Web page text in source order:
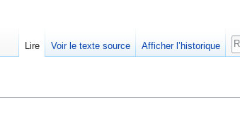
Lire Voir le texte source Afficher l’historique